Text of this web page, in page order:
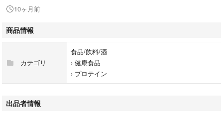
腹持ちも良く、健康的な美容ライフをサポートするシルクプロテインで
す。
＜メリハリボディを叶える成分をたっぷり配合＞
ダイエットや美容のために毎日食事を管理するのは大変。
偏りがちな栄養バランスをサポートするために必要な成分にこだわりまし
たんぱく質だけでなく、効率よくたんぱく質の吸収率を上げる11種のビタ
10ヶ月前
商品情報
カテゴリ
食品/飲料/酒
› 健康食品
› プロテイン
出品者情報